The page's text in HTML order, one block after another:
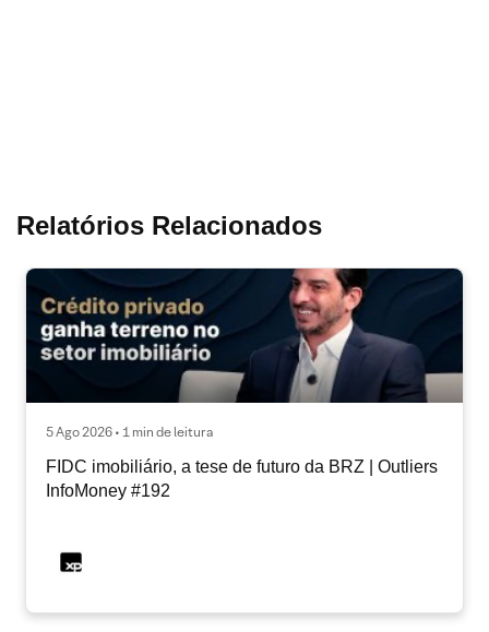
Relatórios Relacionados
5 Ago 2026 • 1 min de leitura
FIDC imobiliário, a tese de futuro da BRZ | Outliers
InfoMoney #192